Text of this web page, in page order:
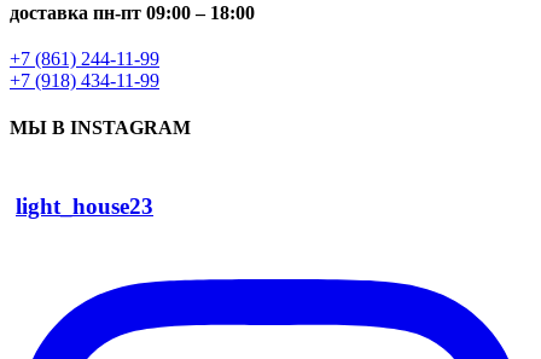
доставка пн-пт 09:00 – 18:00
+7 (861) 244-11-99
+7 (918) 434-11-99
МЫ В INSTAGRAM
light_house23